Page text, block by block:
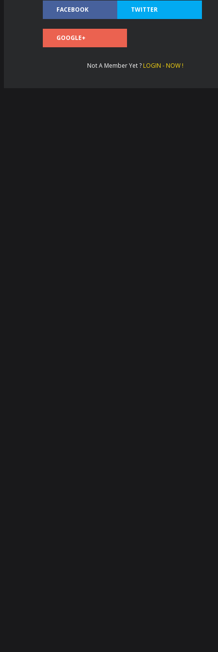
FACEBOOK TWITTER
GOOGLE+
Not A Member Yet ? LOGIN - NOW !